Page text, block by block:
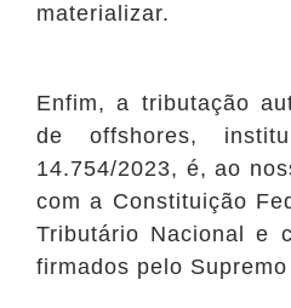
materializar.
Enfim, a tributação
de offshores,
14.754/2023, é, ao
com a Constituição
Tributário Nacional e
firmados pelo Supremo